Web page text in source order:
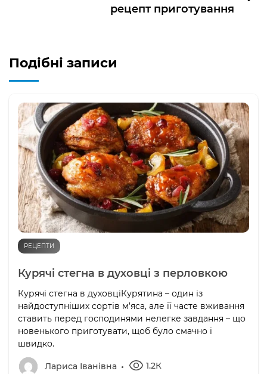
рецепт приготування
Подібні записи
РЕЦЕПТИ
Курячі стегна в духовці з перловкою
Курячі стегна в духовціКурятина – один із
найдоступніших сортів м’яса, але її часте вживання
ставить перед господинями нелегке завдання – що
новенького приготувати, щоб було смачно і
швидко.
Лариса Іванівна 1.2К